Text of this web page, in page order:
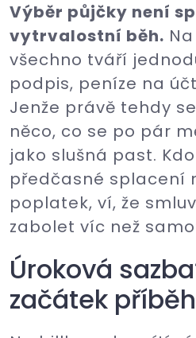
Výběr půjčky není
vytrvalostní běh.
všechno tváří
podpis, peníze na
Jenže právě tehdy
něco, co se po pár
jako slušná past.
předčasné splacení
poplatek, ví, že
zabolet víc než
Úroková
začátek